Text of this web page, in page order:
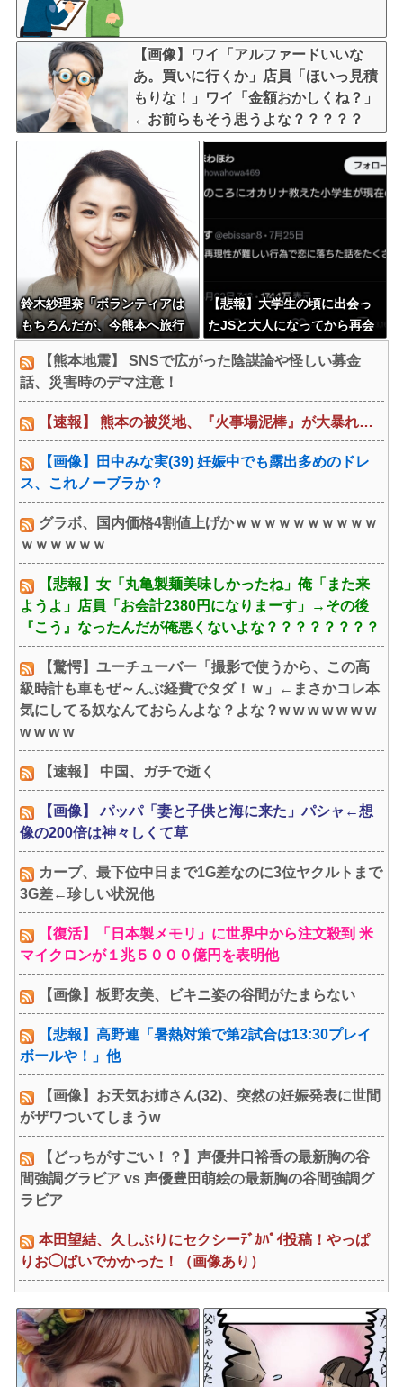
【画像】ワイ「アルファードいいな
あ。買いに行くか」店員「ほいっ見積
もりな！」ワイ「金額おかしくね？」
←お前らもそう思うよな？？？？？
鈴木紗理奈「ボランティアは
もちろんだが、今熊本へ旅行
【悲報】大学生の頃に出会っ
たJSと大人になってから再会
まう
【熊本地震】 SNSで広がった陰謀論や怪しい募金
話、災害時のデマ注意！
【速報】 熊本の被災地、『火事場泥棒』が大暴れ…
【画像】田中みな実(39) 妊娠中でも露出多めのドレ
ス、これノーブラか？
グラボ、国内価格4割値上げかｗｗｗｗｗｗｗｗｗｗ
ｗｗｗｗｗｗ
【悲報】女「丸亀製麺美味しかったね」俺「また来
ようよ」店員「お会計2380円になりまーす」→その後
『こう』なったんだが俺悪くないよな？？？？？？？？
【驚愕】ユーチューバー「撮影で使うから、この高
級時計も車もぜ～んぶ経費でタダ！ｗ」←まさかコレ本
気にしてる奴なんておらんよな？よな？w w w w w w w
w w w w
【速報】 中国、ガチで逝く
【画像】 パッパ「妻と子供と海に来た」パシャ←想
像の200倍は神々しくて草
カープ、最下位中日まで1G差なのに3位ヤクルトまで
3G差←珍しい状況他
【復活】「日本製メモリ」に世界中から注文殺到 米
マイクロンが１兆５０００億円を表明他
【画像】板野友美、ビキニ姿の谷間がたまらない
【悲報】高野連「暑熱対策で第2試合は13:30プレイ
ボールや！」他
【画像】お天気お姉さん(32)、突然の妊娠発表に世間
がザワついてしまうw
【どっちがすごい！？】声優井口裕香の最新胸の谷
間強調グラビア vs 声優豊田萌絵の最新胸の谷間強調グ
ラビア
本田望結、久しぶりにセクシーﾃﾞｶﾊﾟｲ投稿！やっぱ
りお◯ぱいでかかった！（画像あり）